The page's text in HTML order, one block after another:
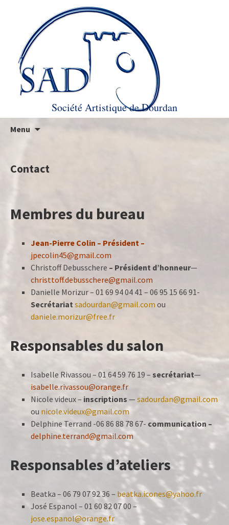
Société Artistique de Dourdan
Menu
Contact
Membres du bureau
Jean-Pierre Colin – Président –
jpecolin45@gmail.com
Christoff Debusschere – Président d’honneur—
christtoff.debusschere@gmail.com
Danielle Morizur – 01 69 94 04 41 – 06 95 15 66 91-
Secrétariatsadourdan@gmail.com ou
daniele.morizur@free.fr
Responsables du salon
Isabelle Rivassou – 01 64 59 76 19 – secrétariat—
isabelle.rivassou@orange.fr
Nicole videux – inscriptions — sadourdan@gmail.com
ou nicole.videux@gmail.com
Delphine Terrand -06 86 88 78 67- communication –
delphine.terrand@gmail.com
Responsables d’ateliers
Beatka – 06 79 07 92 36 – beatka.icones@yahoo.fr
José Espanol – 01 60 82 07 00 –
jose.espanol@orange.fr